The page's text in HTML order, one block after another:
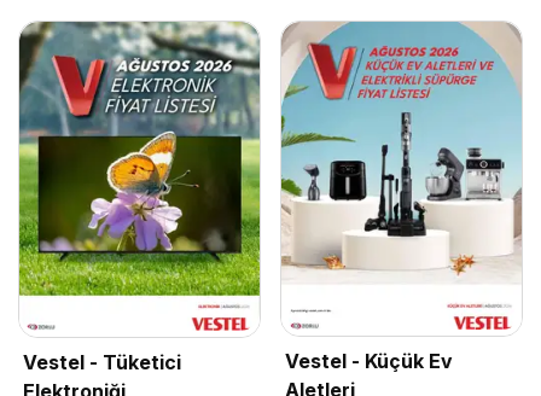
Vestel - Tüketici
Vestel - Küçük Ev
Aletleri